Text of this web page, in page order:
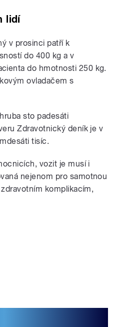
lidí
v prosinci patří k
do 400 kg a v
do hmotnosti 250 kg.
ovladačem s
sto padesáti
Zdravotnický deník je v
tisíc.
vozit je musí i
nejenom pro samotnou
komplikacím,